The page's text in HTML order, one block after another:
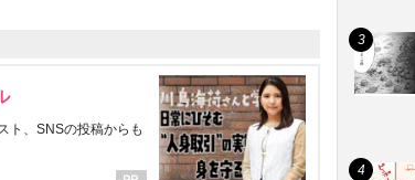
ト、SNSの投稿からも